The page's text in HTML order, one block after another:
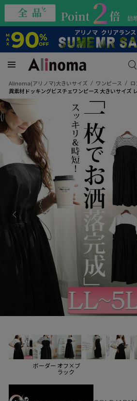
Alinoma(アリノマ)大きいサイズ ワンピース
異素材ドッキングビスチェワンピース 大きいサイズ
ボーダー オフ×ブ
ラック